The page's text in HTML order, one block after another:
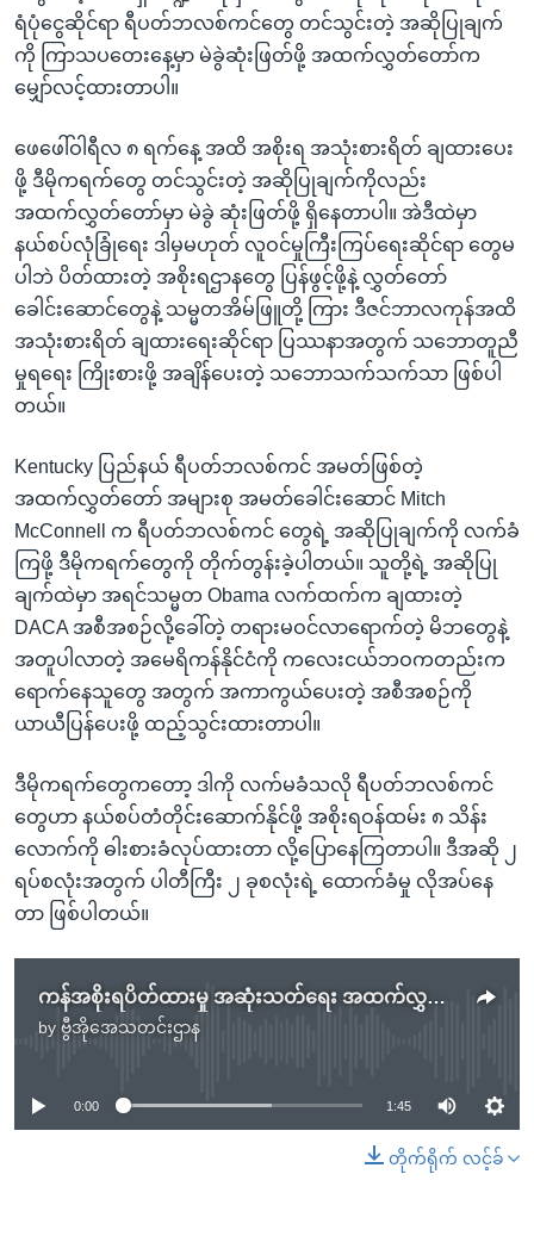
ရံပုံငွေဆိုင်ရာ ရီပတ်ဘလစ်ကင်တွေ တင်သွင်းတဲ့ အဆိုပြုချက်
ကို ကြာသပတေးနေ့မှာ မဲခွဲဆုံးဖြတ်ဖို့ အထက်လွှတ်တော်က
မျှော်လင့်ထားတာပါ။
ဖေဖေါ်ဝါရီလ ၈ ရက်နေ့ အထိ အစိုးရ အသုံးစားရိတ် ချထားပေး
ဖို့ ဒီမိုကရက်တွေ တင်သွင်းတဲ့ အဆိုပြုချက်ကိုလည်း
အထက်လွှတ်တော်မှာ မဲခွဲ ဆုံးဖြတ်ဖို့ ရှိနေတာပါ။ အဲဒီထဲမှာ
နယ်စပ်လုံခြုံရေး ဒါမှမဟုတ် လူဝင်မှုကြီးကြပ်ရေးဆိုင်ရာ တွေမ
ပါဘဲ ပိတ်ထားတဲ့ အစိုးရဌာနတွေ ပြန်ဖွင့်ဖို့နဲ့ လွှတ်တော်
ခေါင်းဆောင်တွေနဲ့ သမ္မတအိမ်ဖြူတို့ ကြား ဒီဇင်ဘာလကုန်အထိ
အသုံးစားရိတ် ချထားရေးဆိုင်ရာ ပြဿနာအတွက် သဘောတူညီ
မှုရရေး ကြိုးစားဖို့ အချိန်ပေးတဲ့ သဘောသက်သက်သာ ဖြစ်ပါ
တယ်။
Kentucky ပြည်နယ် ရီပတ်ဘလစ်ကင် အမတ်ဖြစ်တဲ့
အထက်လွှတ်တော် အများစု အမတ်ခေါင်းဆောင် Mitch
McConnell က ရီပတ်ဘလစ်ကင် တွေရဲ့ အဆိုပြုချက်ကို လက်ခံ
ကြဖို့ ဒီမိုကရက်တွေကို တိုက်တွန်းခဲ့ပါတယ်။ သူတို့ရဲ့ အဆိုပြု
ချက်ထဲမှာ အရင်သမ္မတ Obama လက်ထက်က ချထားတဲ့
DACA အစီအစဉ်လို့ခေါ်တဲ့ တရားမဝင်လာရောက်တဲ့ မိဘတွေနဲ့
အတူပါလာတဲ့ အမေရိကန်နိုင်ငံကို ကလေးငယ်ဘဝကတည်းက
ရောက်နေသူတွေ အတွက် အကာကွယ်ပေးတဲ့ အစီအစဉ်ကို
ယာယီပြန်ပေးဖို့ ထည့်သွင်းထားတာပါ။
ဒီမိုကရက်တွေကတော့ ဒါကို လက်မခံသလို ရီပတ်ဘလစ်ကင်
တွေဟာ နယ်စပ်တံတိုင်းဆောက်နိုင်ဖို့ အစိုးရဝန်ထမ်း ၈ သိန်း
လောက်ကို ဓါးစားခံလုပ်ထားတာ လို့ပြောနေကြတာပါ။ ဒီအဆို ၂
ရပ်စလုံးအတွက် ပါတီကြီး ၂ ခုစလုံးရဲ့ ထောက်ခံမှု လိုအပ်နေ
တာ ဖြစ်ပါတယ်။
ကန်အစိုးရပိတ်ထားမှု အဆုံးသတ်ရေး အထက်လွှတ်တော်မှာ မဲခွဲဆုံးဖြတ်မည်
by ဗွီအိုအေသတင်းဌာန
No media source currently available
0:00 1:45
တိုက်ရိုက် လင့်ခ်